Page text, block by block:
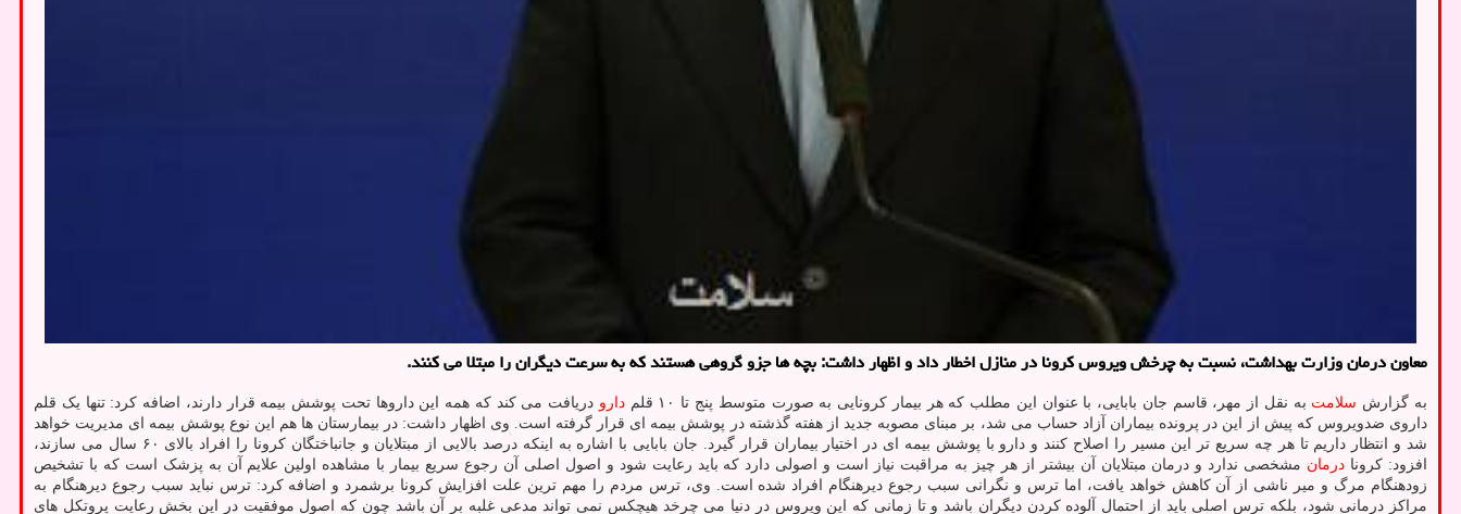
معاون درمان وزارت بهداشت، نسبت به چرخش ویروس كرونا در منازل اخطار داد و اظهار داشت: بچه ها جزو گروهی هستند كه به سرعت دیگران را مبتلا می كنند.
به گزارش سلامت به نقل از مهر، قاسم جان بابایی، با عنوان این مطلب که هر بیمار کرونایی به صورت متوسط پنج تا ۱۰ قلم دارو دریافت می کند که همه این داروها تحت پوشش بیمه قرار دارند، اضافه کرد: تنها یک قلم
داروی ضدویروس که پیش از این در پرونده بیماران آزاد حساب می شد، بر مبنای مصوبه جدید از هفته گذشته در پوشش بیمه ای قرار گرفته است. وی اظهار داشت: در بیمارستان ها هم این نوع پوشش بیمه ای مدیریت خواهد
شد و انتظار داریم تا هر چه سریع تر این مسیر را اصلاح کنند و دارو با پوشش بیمه ای در اختیار بیماران قرار گیرد. جان بابایی با اشاره به اینکه درصد بالایی از مبتلایان و جانباختگان کرونا را افراد بالای ۶۰ سال می سازند،
افزود: کرونا درمان مشخصی ندارد و درمان مبتلایان آن بیشتر از هر چیز به مراقبت نیاز است و اصولی دارد که باید رعایت شود و اصول اصلی آن رجوع سریع بیمار با مشاهده اولین علایم آن به پزشک است که با تشخیص
زودهنگام مرگ و میر ناشی از آن کاهش خواهد یافت، اما ترس و نگرانی سبب رجوع دیرهنگام افراد شده است. وی، ترس مردم را مهم ترین علت افزایش کرونا برشمرد و اضافه کرد: ترس نباید سبب رجوع دیرهنگام به
مراکز درمانی شود، بلکه ترس اصلی باید از احتمال آلوده کردن دیگران باشد و تا زمانی که این ویروس در دنیا می چرخد هیچکس نمی تواند مدعی غلبه بر آن باشد چون که اصول موفقیت در این بخش رعایت پروتکل های